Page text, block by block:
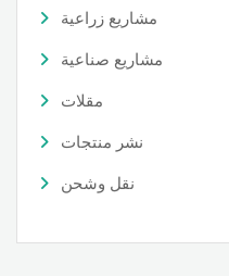
مشاريع زراعية
مشاريع صناعية
مقلات
نشر منتجات
نقل وشحن